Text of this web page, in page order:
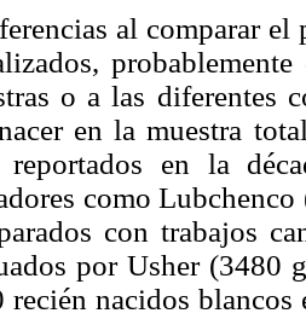
al comparar el
o a las diferentes
en la muestra
reportados en la
como
con trabajos
por Usher (3480
recién nacidos